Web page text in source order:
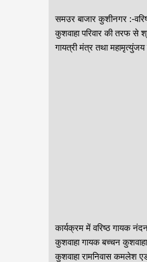
समउर बाजार कुशीनगर‍‌‌ :-
कुशवाहा परिवार की तरफ से
गायत्री मंत्र तथा
कार्यक्रम में वरिष्ठ गायक
कुशवाहा गायक बच्चन
कुशवाहा रामनिवास कमलेश